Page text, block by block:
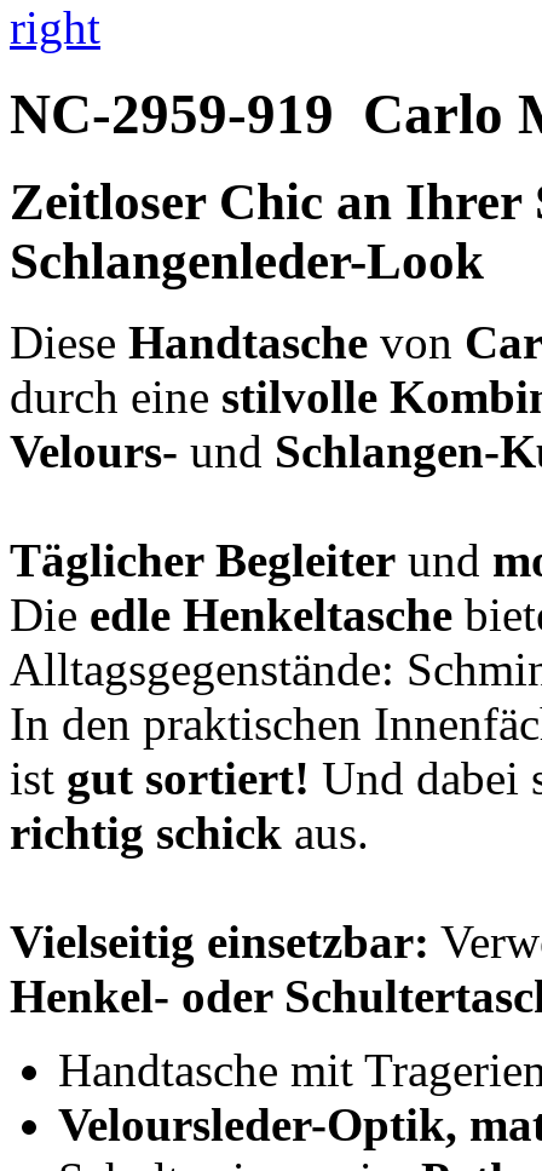
right
NC-2959-919 Carlo
Zeitloser Chic an Ihrer
Schlangenleder-Look
Diese Handtasche von
durch eine stilvolle
Velours- und Schlangen-
Täglicher Begleiter und
Die edle Henkeltasche
Alltagsgegenstände:
In den praktischen
ist gut sortiert! Und dabei
richtig schick aus.
Vielseitig einsetzbar:
Henkel- oder
Handtasche mit
Veloursleder-Optik,